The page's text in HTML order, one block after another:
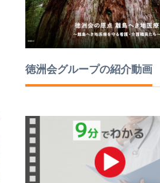
徳洲会グループの紹介動画